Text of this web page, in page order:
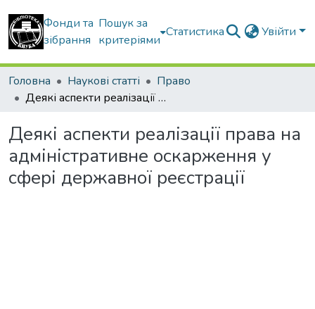
Фонди та
зібрання
Пошук за
критеріями
Статистика Увійти
Головна Наукові статті
Право
Деякі аспекти реалізації права на адміністративне оскарження у сфері державної реєстрації
Деякі аспекти реалізації права на
адміністративне оскарження у
сфері державної реєстрації